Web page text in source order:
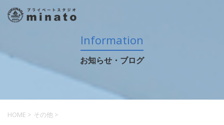
Information
お知らせ・ブログ
HOME > その他 >